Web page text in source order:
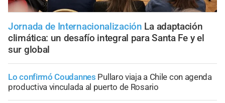
Jornada de Internacionalización La adaptación
climática: un desafío integral para Santa Fe y el
sur global
Lo confirmó Coudannes Pullaro viaja a Chile con agenda
productiva vinculada al puerto de Rosario